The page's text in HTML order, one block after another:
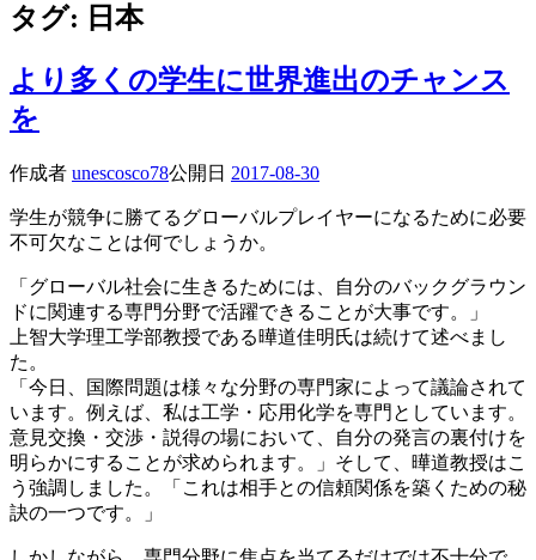
タグ: 日本
より多くの学生に世界進出のチャンス
を
作成者 unescosco78公開日 2017-08-30
学生が競争に勝てるグローバルプレイヤーになるために必要
不可欠なことは何でしょうか。
「グローバル社会に生きるためには、自分のバックグラウン
ドに関連する専門分野で活躍できることが大事です。」
上智大学理工学部教授である曄道佳明氏は続けて述べまし
た。
「今日、国際問題は様々な分野の専門家によって議論されて
います。例えば、私は工学・応用化学を専門としています。
意見交換・交渉・説得の場において、自分の発言の裏付けを
明らかにすることが求められます。」そして、曄道教授はこ
う強調しました。「これは相手との信頼関係を築くための秘
訣の一つです。」